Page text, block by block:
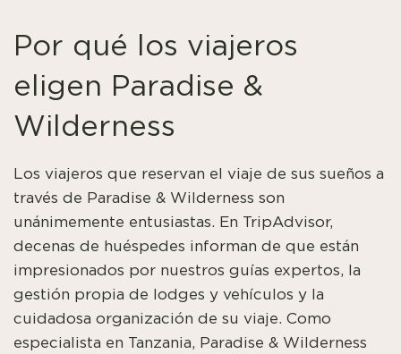
Por qué los viajeros
eligen Paradise &
Wilderness
Los viajeros que reservan el viaje de sus sueños a
través de Paradise & Wilderness son
unánimemente entusiastas. En TripAdvisor,
decenas de huéspedes informan de que están
impresionados por nuestros guías expertos, la
gestión propia de lodges y vehículos y la
cuidadosa organización de su viaje. Como
especialista en Tanzania, Paradise & Wilderness